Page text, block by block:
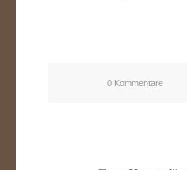
0 Kommentare